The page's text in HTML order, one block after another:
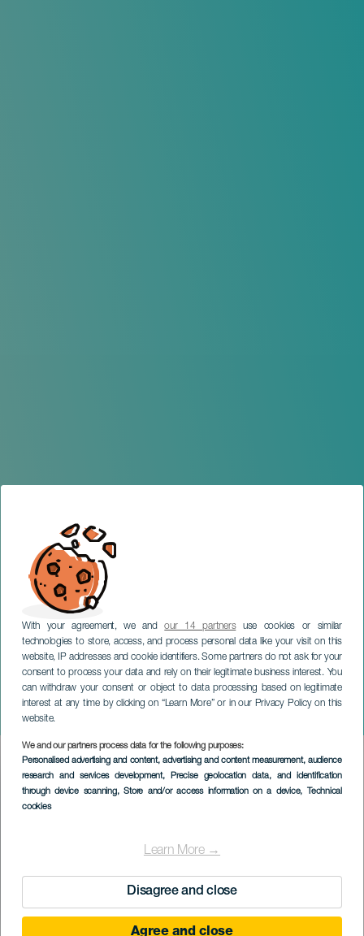
With your agreement, we andour 14 partnersuse cookies or similar
technologies to store, access, and process personal data like your visit on this
website, IP addresses and cookie identifiers. Some partners do not ask for your
consent to process your data and rely on their legitimate business interest. You
can withdraw your consent or object to data processing based on legitimate
interest at any time by clicking on “Learn More” or in our Privacy Policy on this
website.
We and our partners process data for the following purposes:
Personalised advertising and content, advertising and content measurement, audience
research and services development, Precise geolocation data, and identification
through device scanning, Store and/or access information on a device, Technical
cookies
Learn More →
Disagree and close
Agree and close
Sting in concerto
TENERIFE
Imagen
Listado